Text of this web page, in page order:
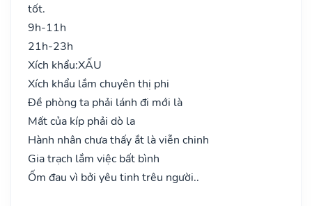
tốt.
9h-11h
21h-23h
Xích khẩu:XẤU
Xích khẩu lắm chuyên thị phi
Đề phòng ta phải lánh đi mới là
Mất của kíp phải dò la
Hành nhân chưa thấy ắt là viễn chinh
Gia trạch lắm việc bất bình
Ốm đau vì bởi yêu tinh trêu người..